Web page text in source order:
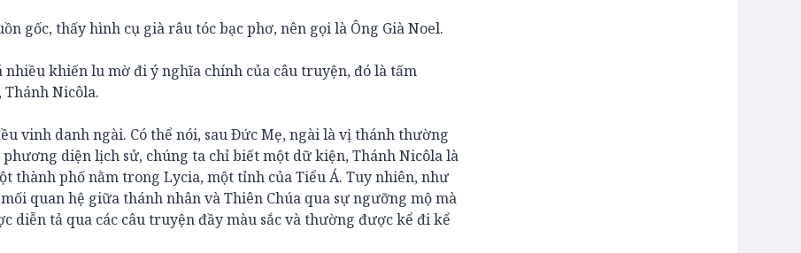
gốc, thấy hình cụ già râu tóc bạc phơ, nên gọi là Ông Già Noel.
nhiều khiến lu mờ đi ý nghĩa chính của câu truyện, đó là tấm
Nicôla.
vinh danh ngài. Có thể nói, sau Ðức Mẹ, ngài là vị thánh thường
diện lịch sử, chúng ta chỉ biết một dữ kiện, Thánh Nicôla là
thành phố nằm trong Lycia, một tỉnh của Tiểu Á. Tuy nhiên, như
quan hệ giữa thánh nhân và Thiên Chúa qua sự ngưỡng mộ mà
diễn tả qua các câu truyện đầy màu sắc và thường được kể đi kể